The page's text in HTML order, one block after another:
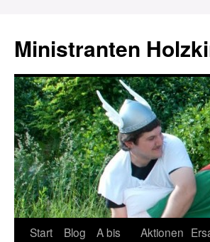
Ministranten
Zum
Start Blog
A bis
Aktionen